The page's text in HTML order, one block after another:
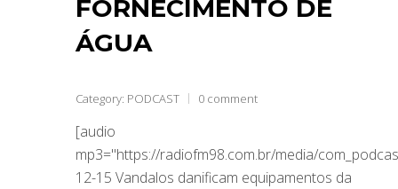
FORNECIMENTO DE
ÁGUA
Category: PODCAST 0 comment
[audio
mp3="https://radiofm98.com.br/media/
12-15 Vandalos danificam equipamentos da